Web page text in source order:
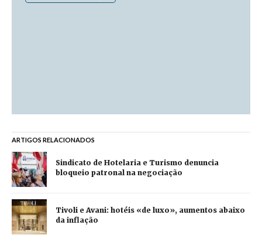
ARTIGOS RELACIONADOS
Sindicato de Hotelaria e Turismo denuncia
bloqueio patronal na negociação
Tivoli e Avani: hotéis «de luxo», aumentos abaixo
da inflação